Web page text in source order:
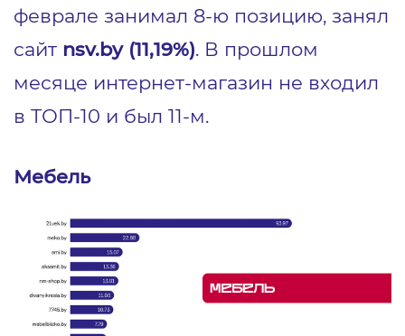
феврале занимал 8-ю позицию, занял
сайт nsv.by (11,19%). В прошлом
месяце интернет-магазин не входил
в ТОП-10 и был 11-м.
Мебель